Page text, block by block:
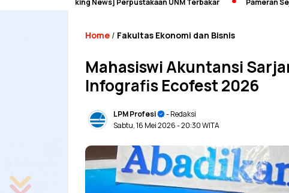
[Breaking News] Perpustakaan UNM Terbakar Pameran Sejarah
Home / Fakultas Ekonomi dan Bisnis
Mahasiswi Akuntansi
Infografis Ecofest 2026
LPM Profesi
- Redaksi
Sabtu, 16 Mei 2026- 20:30 WITA